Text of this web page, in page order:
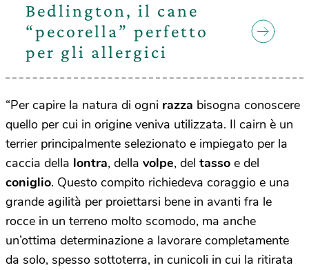
Bedlington, il cane
“pecorella” perfetto
per gli allergici
“Per capire la natura di ogni razza bisogna conoscere
quello per cui in origine veniva utilizzata. Il cairn è un
terrier principalmente selezionato e impiegato per la
caccia della lontra, della volpe, del tasso e del
coniglio. Questo compito richiedeva coraggio e una
grande agilità per proiettarsi bene in avanti fra le
rocce in un terreno molto scomodo, ma anche
un’ottima determinazione a lavorare completamente
da solo, spesso sottoterra, in cunicoli in cui la ritirata